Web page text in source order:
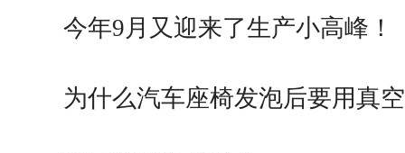
广…
今年9月又迎来了生产小高峰！
为什么汽车座椅发泡后要用真